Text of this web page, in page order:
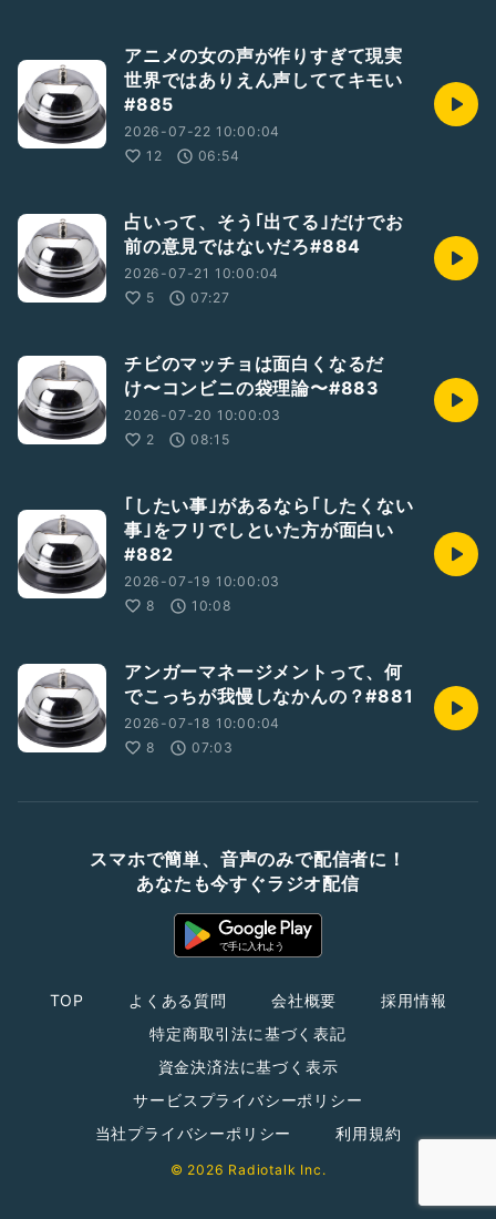
アニメの女の声が作りすぎて現実
世界ではありえん声しててキモい
#885
2026-07-22 10:00:04
12
06:54
占いって、そう｢出てる｣だけでお
前の意見ではないだろ#884
2026-07-21 10:00:04
5
07:27
チビのマッチョは面白くなるだ
け〜コンビニの袋理論〜#883
2026-07-20 10:00:03
2
08:15
｢したい事｣があるなら｢したくない
事｣をフリでしといた方が面白い
#882
2026-07-19 10:00:03
8
10:08
アンガーマネージメントって、何
でこっちが我慢しなかんの？#881
2026-07-18 10:00:04
8
07:03
スマホで簡単、音声のみで配信者に！
あなたも今すぐラジオ配信
TOP よくある質問 会社概要
採用情報
特定商取引法に基づく表記
資金決済法に基づく表示
サービスプライバシーポリシー
当社プライバシーポリシー
利用規約
© 2026 Radiotalk Inc.